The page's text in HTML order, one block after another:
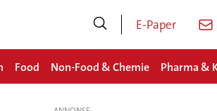
E-Paper
Food Non-Food & Chemie Pharma &